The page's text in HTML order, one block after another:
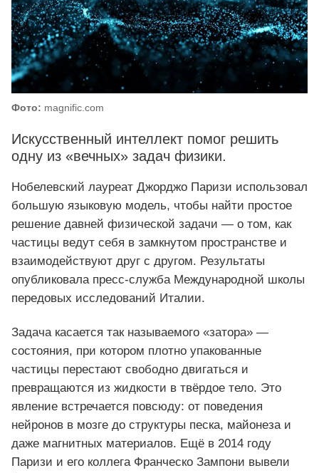
Фото: magnific.com
Искусственный интеллект помог решить
одну из «вечных» задач физики.
Нобелевский лауреат Джорджо Паризи использовал
большую языковую модель, чтобы найти простое
решение давней физической задачи — о том, как
частицы ведут себя в замкнутом пространстве и
взаимодействуют друг с другом. Результаты
опубликовала пресс-служба Международной школы
передовых исследований Италии.
Задача касается так называемого «затора» —
состояния, при котором плотно упакованные
частицы перестают свободно двигаться и
превращаются из жидкости в твёрдое тело. Это
явление встречается повсюду: от поведения
нейронов в мозге до структуры песка, майонеза и
даже магнитных материалов. Ещё в 2014 году
Паризи и его коллега Франческо Зампони вывели